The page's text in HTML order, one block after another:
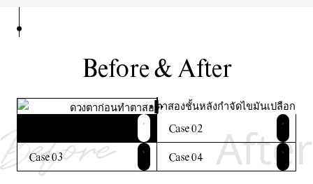
After
Before
Before & After
Case 02
Case 03 Case 04